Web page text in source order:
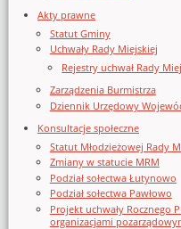
Akty prawne
Statut Gminy
Uchwały Rady Miejskiej
Rejestry uchwał Rady
Zarządzenia Burmistrza
Dziennik Urzędowy
Konsultacje społeczne
Statut Młodzieżowej Rady
Zmiany w statucie MRM
Podział sołectwa Łutynowo
Podział sołectwa Pawłowo
Projekt uchwały Rocznego
organizacjami